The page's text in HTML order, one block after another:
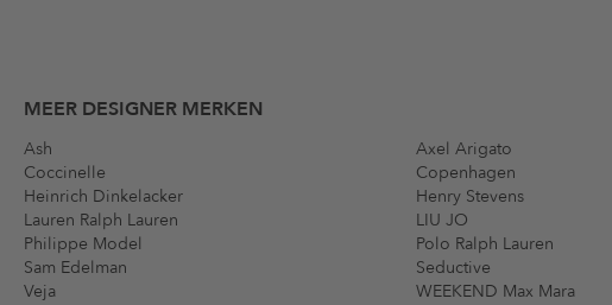
MEER DESIGNER MERKEN
Ash Axel Arigato
Coccinelle
Copenhagen
Heinrich Dinkelacker
Henry Stevens
Lauren Ralph Lauren
LIU JO
Philippe Model
Polo Ralph Lauren
Sam Edelman
Seductive
Veja
WEEKEND Max Mara